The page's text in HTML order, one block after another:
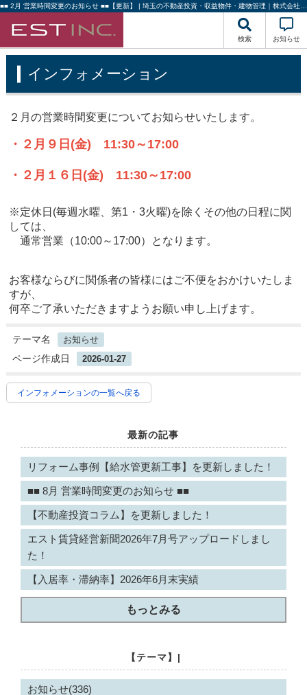
検索 お知らせ
インフォメーション
２月の営業時間変更についてお知らせいたします。
・２月９日(金) 11:30～17:00
・２月１６日(金) 11:30～17:00
※定休日(毎週水曜、第1・3火曜)を除くその他の日程に関
しては、
通常営業（10:00～17:00）となります。
お客様ならびに関係者の皆様にはご不便をおかけいたしま
すが、
何卒ご了承いただきますようお願い申し上げます。
テーマ名 お知らせ
ページ作成日 2026-01-27
インフォメーションの一覧へ戻る
最新の記事
リフォーム事例【給水管更新工事】を更新しました！
■■ 8月 営業時間変更のお知らせ ■■
【不動産投資コラム】を更新しました！
エスト賃貸経営新聞2026年7月号アップロードしまし
た！
【入居率・滞納率】2026年6月末実績
もっとみる
【テーマ】|
お知らせ(336)